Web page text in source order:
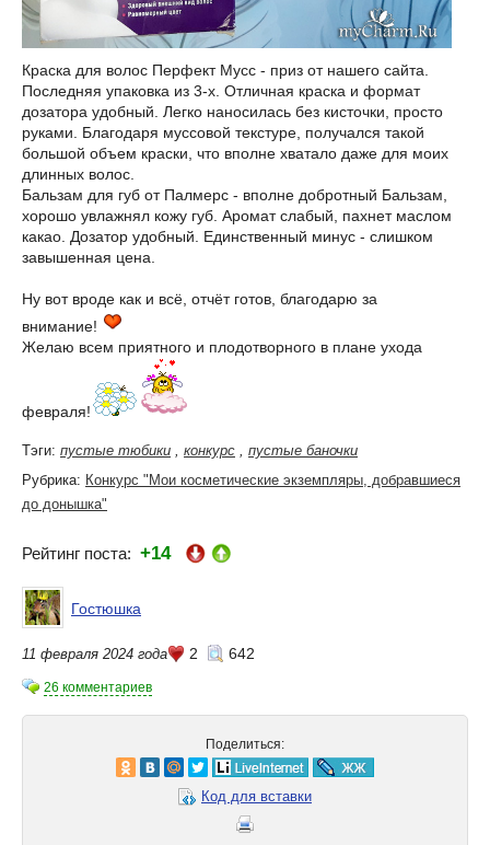
Краска для волос Перфект Мусс - приз от нашего сайта.
Последняя упаковка из 3-х. Отличная краска и формат
дозатора удобный. Легко наносилась без кисточки, просто
руками. Благодаря муссовой текстуре, получался такой
большой объем краски, что вполне хватало даже для моих
длинных волос.
Бальзам для губ от Палмерс - вполне добротный Бальзам,
хорошо увлажнял кожу губ. Аромат слабый, пахнет маслом
какао. Дозатор удобный. Единственный минус - слишком
завышенная цена.
Ну вот вроде как и всё, отчёт готов, благодарю за
внимание!
Желаю всем приятного и плодотворного в плане ухода
февраля!
Тэги: пустые тюбики конкурс
пустые баночки
Рубрика: Конкурс "Мои косметические экземпляры, добравшиеся
до донышка"
Рейтинг поста: +14
Гостюшка
11 февраля 2024 года 2 642
26 комментариев
Поделиться:
Код для вставки